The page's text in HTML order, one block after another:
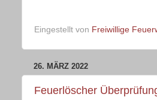
Eingestellt von Freiwillige
26. MÄRZ 2022
Feuerlöscher